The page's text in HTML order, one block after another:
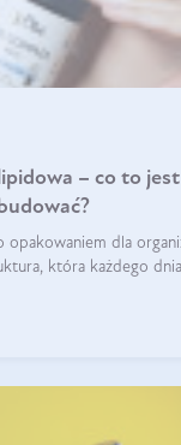
– co to jest
opakowaniem dla
która każdego